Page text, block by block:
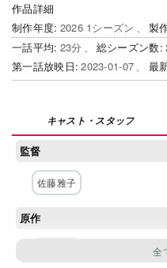
作品詳細
制作年度 2026 1シーズン 製
一話平均 23 総シーズン数
第一話放映日 2023-01-07 最
監督
佐藤雅子
原作